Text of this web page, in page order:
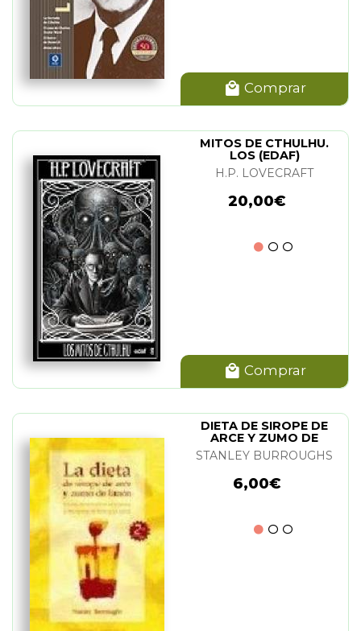
Comprar
MITOS DE CTHULHU.
LOS (EDAF)
H.P. LOVECRAFT
20,00€
Comprar
DIETA DE SIROPE DE
ARCE Y ZUMO DE
LIMON. LA
STANLEY BURROUGHS
6,00€